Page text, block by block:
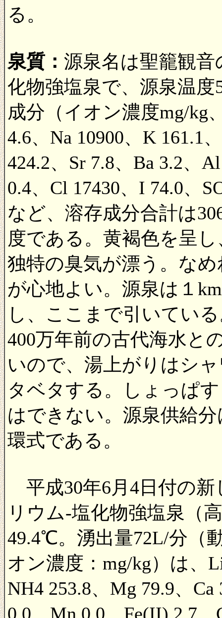
る。
泉質： 源泉名は聖籠観
化物強塩泉で、源泉温
成分（イオン濃度mg/kg
4.6、Na 10900、K 161.1
424.2、Sr 7.8、Ba 3.2、
0.4、Cl 17430、I 74.0、
など、溶存成分合計は
度である。黄褐色を呈
独特の臭気が漂う。な
が心地よい。源泉は１
し、ここまで引いてい
400万年前の古代海水と
いので、湯上がりはシ
タベタする。しょっぱ
はできない。源泉供給
環式である。
平成30年6月4日付の
リウム-塩化物強塩泉（
49.4℃。湧出量72L/分（
オン濃度：mg/kg）は、
NH4 253.8、Mg 79.9、
0.0、Mn 0.0、Fe(II) 2.7